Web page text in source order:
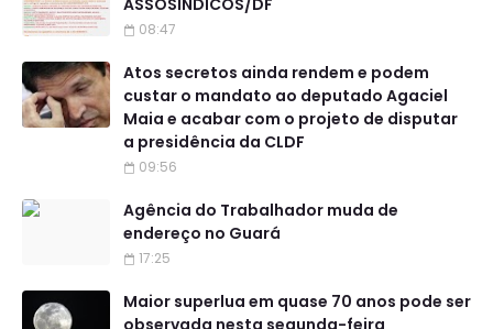
ASSOSÍNDICOS/DF
08:47
Atos secretos ainda rendem e podem
custar o mandato ao deputado Agaciel
Maia e acabar com o projeto de disputar
a presidência da CLDF
09:56
Agência do Trabalhador muda de
endereço no Guará
17:25
Maior superlua em quase 70 anos pode ser